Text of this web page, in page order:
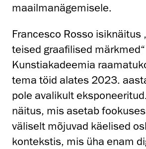
maailmanägemisele.
Francesco Rosso isiknäitus
teised graafilised
Kunstiakadeemia
tema töid alates 2023.
pole avalikult
näitus, mis asetab
väliselt mõjuvad käelised
kontekstis, mis üha enam